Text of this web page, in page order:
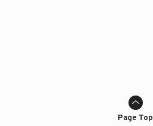
Page Top